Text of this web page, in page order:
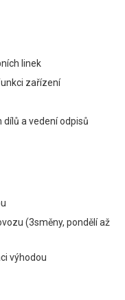
linek
zařízení
a vedení odpisů
(3směny, pondělí až
výhodou